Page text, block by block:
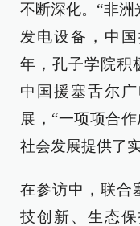
不断深化。“非
发电设备，中
年，孔子学院积
中国援塞舌尔
展，“一项项合
社会发展提供了
在参访中，联合
技创新、生态